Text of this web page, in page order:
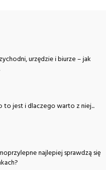
urzędzie i biurze – jak
to jest i dlaczego warto z niej...
najlepiej sprawdzą się